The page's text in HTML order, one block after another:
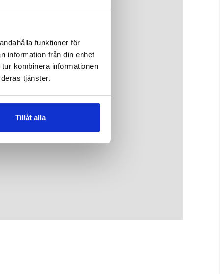
funktioner för
information från din enhet
kombinera informationen
tjänster.
Tillåt alla